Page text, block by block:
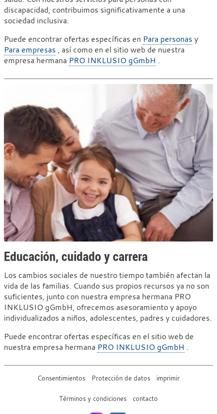
discapacidad, contribuimos significativamente a una
sociedad inclusiva.
Puede encontrar ofertas específicas en Para personas y
Para empresas , así como en el sitio web de nuestra
empresa hermana PRO INKLUSIO gGmbH .
Educación, cuidado y carrera
Los cambios sociales de nuestro tiempo también afectan la
vida de las familias. Cuando sus propios recursos ya no son
suficientes, junto con nuestra empresa hermana PRO
INKLUSIO gGmbH, ofrecemos asesoramiento y apoyo
individualizados a niños, adolescentes, padres y cuidadores.
Puede encontrar ofertas específicas en el sitio web de
nuestra empresa hermana PRO INKLUSIO gGmbH .
Consentimientos Protección de datos imprimir
Términos y condiciones contacto